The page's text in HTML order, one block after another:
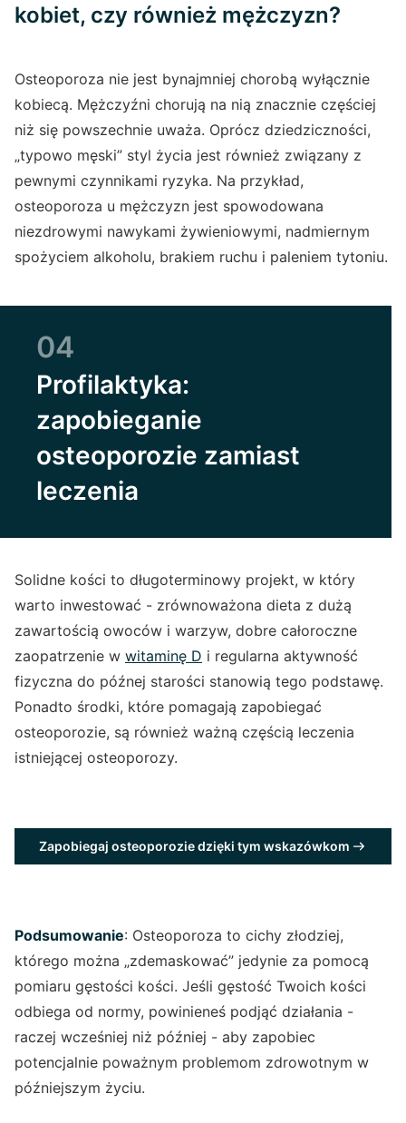
kobiet, czy również mężczyzn?
Osteoporoza nie jest bynajmniej chorobą wyłącznie
kobiecą. Mężczyźni chorują na nią znacznie częściej
niż się powszechnie uważa. Oprócz dziedziczności,
„typowo męski” styl życia jest również związany z
pewnymi czynnikami ryzyka. Na przykład,
osteoporoza u mężczyzn jest spowodowana
niezdrowymi nawykami żywieniowymi, nadmiernym
spożyciem alkoholu, brakiem ruchu i paleniem tytoniu.
04
Profilaktyka:
zapobieganie
osteoporozie zamiast
leczenia
Solidne kości to długoterminowy projekt, w który
warto inwestować - zrównoważona dieta z dużą
zawartością owoców i warzyw, dobre całoroczne
zaopatrzenie w witaminę D i regularna aktywność
fizyczna do późnej starości stanowią tego podstawę.
Ponadto środki, które pomagają zapobiegać
osteoporozie, są również ważną częścią leczenia
istniejącej osteoporozy.
Zapobiegaj osteoporozie dzięki tym wskazówkom
Podsumowanie: Osteoporoza to cichy złodziej,
którego można „zdemaskować” jedynie za pomocą
pomiaru gęstości kości. Jeśli gęstość Twoich kości
odbiega od normy, powinieneś podjąć działania -
raczej wcześniej niż później - aby zapobiec
potencjalnie poważnym problemom zdrowotnym w
późniejszym życiu.